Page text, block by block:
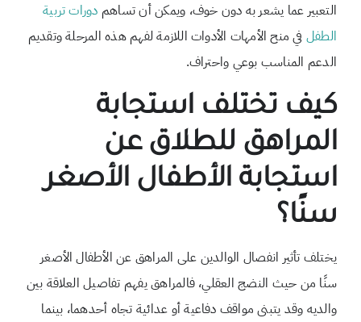
التعبير عما يشعر به دون خوف، ويمكن أن تساهم دورات تربية
الطفل في منح الأمهات الأدوات اللازمة لفهم هذه المرحلة وتقديم
الدعم المناسب بوعي واحتراف.
كيف تختلف استجابة
المراهق للطلاق عن
استجابة الأطفال الأصغر
سنًا؟
يختلف تأثير انفصال الوالدين على المراهق عن الأطفال الأصغر
سنًا من حيث النضج العقلي، فالمراهق يفهم تفاصيل العلاقة بين
والديه وقد يتبنى مواقف دفاعية أو عدائية تجاه أحدهما، بينما